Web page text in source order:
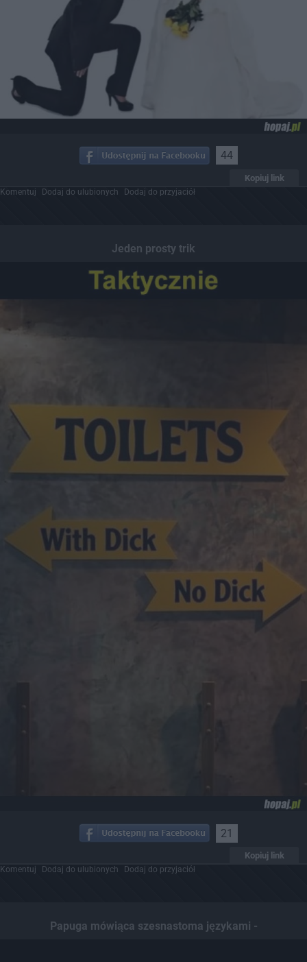
44
Kopiuj link
Komentuj Dodaj do ulubionych Dodaj do przyjaciół
Jeden prosty trik
21
Kopiuj link
Komentuj Dodaj do ulubionych Dodaj do przyjaciół
Papuga mówiąca szesnastoma językami -